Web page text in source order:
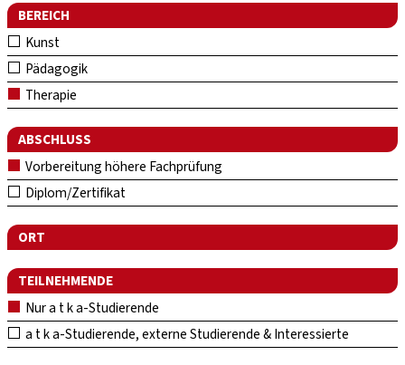
BEREICH
Kunst
Pädagogik
Therapie
ABSCHLUSS
Vorbereitung höhere Fachprüfung
Diplom/Zertifikat
ORT
TEILNEHMENDE
Nur a t k a-Studierende
a t k a-Studierende, externe Studierende & Interessierte